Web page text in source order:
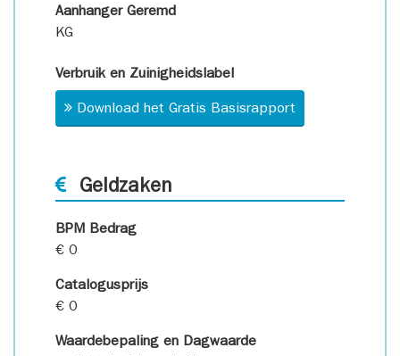
Aanhanger Geremd
KG
Verbruik en Zuinigheidslabel
Download het Gratis Basisrapport
Geldzaken
BPM Bedrag
€ 0
Catalogusprijs
€ 0
Waardebepaling en Dagwaarde